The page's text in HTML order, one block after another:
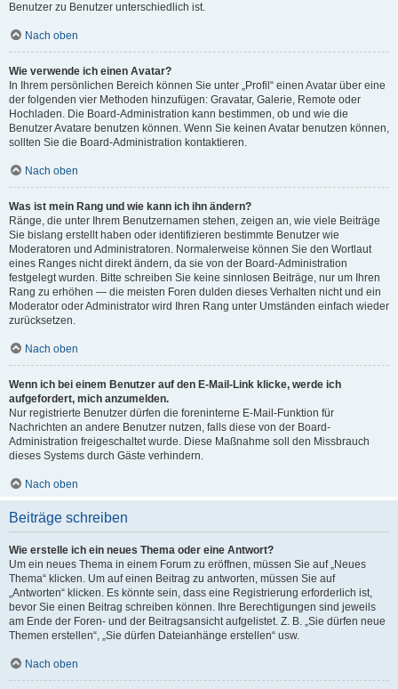
Benutzer zu Benutzer unterschiedlich ist.
Nach oben
Wie verwende ich einen Avatar?
In Ihrem persönlichen Bereich können Sie unter „Profil“ einen Avatar über eine
der folgenden vier Methoden hinzufügen: Gravatar, Galerie, Remote oder
Hochladen. Die Board-Administration kann bestimmen, ob und wie die
Benutzer Avatare benutzen können. Wenn Sie keinen Avatar benutzen können,
sollten Sie die Board-Administration kontaktieren.
Nach oben
Was ist mein Rang und wie kann ich ihn ändern?
Ränge, die unter Ihrem Benutzernamen stehen, zeigen an, wie viele Beiträge
Sie bislang erstellt haben oder identifizieren bestimmte Benutzer wie
Moderatoren und Administratoren. Normalerweise können Sie den Wortlaut
eines Ranges nicht direkt ändern, da sie von der Board-Administration
festgelegt wurden. Bitte schreiben Sie keine sinnlosen Beiträge, nur um Ihren
Rang zu erhöhen — die meisten Foren dulden dieses Verhalten nicht und ein
Moderator oder Administrator wird Ihren Rang unter Umständen einfach wieder
zurücksetzen.
Nach oben
Wenn ich bei einem Benutzer auf den E-Mail-Link klicke, werde ich
aufgefordert, mich anzumelden.
Nur registrierte Benutzer dürfen die foreninterne E-Mail-Funktion für
Nachrichten an andere Benutzer nutzen, falls diese von der Board-
Administration freigeschaltet wurde. Diese Maßnahme soll den Missbrauch
dieses Systems durch Gäste verhindern.
Nach oben
Beiträge schreiben
Wie erstelle ich ein neues Thema oder eine Antwort?
Um ein neues Thema in einem Forum zu eröffnen, müssen Sie auf „Neues
Thema“ klicken. Um auf einen Beitrag zu antworten, müssen Sie auf
„Antworten“ klicken. Es könnte sein, dass eine Registrierung erforderlich ist,
bevor Sie einen Beitrag schreiben können. Ihre Berechtigungen sind jeweils
am Ende der Foren- und der Beitragsansicht aufgelistet. Z. B. „Sie dürfen neue
Themen erstellen“, „Sie dürfen Dateianhänge erstellen“ usw.
Nach oben